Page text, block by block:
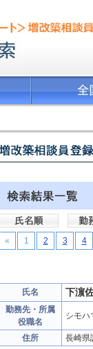
« 1 2 3 4
氏名 下濵
勤務先・所属
役職名
シモハ
住所 長崎